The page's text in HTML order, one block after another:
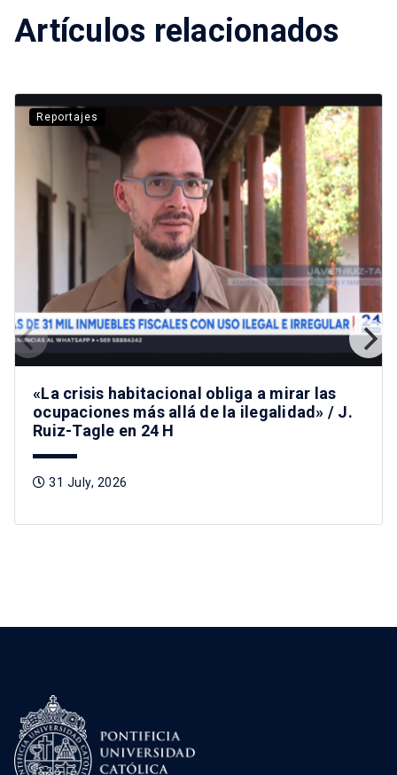
Artículos relacionados
Reportajes
«La crisis habitacional obliga a mirar las
ocupaciones más allá de la ilegalidad» / J.
Ruiz-Tagle en 24 H
31 July, 2026